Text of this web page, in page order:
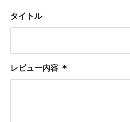
タイトル
レビュー内容 ＊